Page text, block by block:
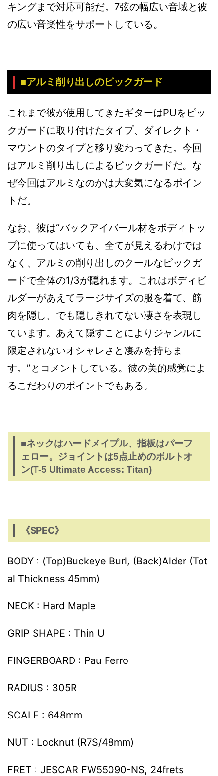
キングまで対応可能だ。7弦の幅広い音域と彼
の広い音楽性をサポートしている。
■アルミ削り出しのピックガード
これまで彼が使用してきたギターはPUをピッ
クガードに取り付けたタイプ、ダイレクト・
マウントのタイプと移り変わってきた。今回
はアルミ削り出しによるピックガードだ。な
ぜ今回はアルミなのかは大変気になるポイン
トだ。
なお、彼は“バックアイバール材をボディトッ
プに使ってはいても、全てが見えるわけでは
なく、アルミの削り出しのクールなピックガ
ードで全体の1/3が隠れます。これはボディビ
ルダーがあえてラージサイズの服を着て、筋
肉を隠し、でも隠しきれてない凄さを表現し
ています。あえて隠すことによりジャンルに
限定されないオシャレさと凄みを持ちま
す。”とコメントしている。彼の美的感覚によ
るこだわりのポイントでもある。
■ネックはハードメイプル、指板はパーフ
ェロー。ジョイントは5点止めのボルトオ
ン(T-5 Ultimate Access: Titan)
《SPEC》
BODY : (Top)Buckeye Burl, (Back)Alder (Tot
al Thickness 45mm)
NECK : Hard Maple
GRIP SHAPE : Thin U
FINGERBOARD : Pau Ferro
RADIUS : 305R
SCALE : 648mm
NUT : Locknut (R7S/48mm)
FRET : JESCAR FW55090-NS, 24frets